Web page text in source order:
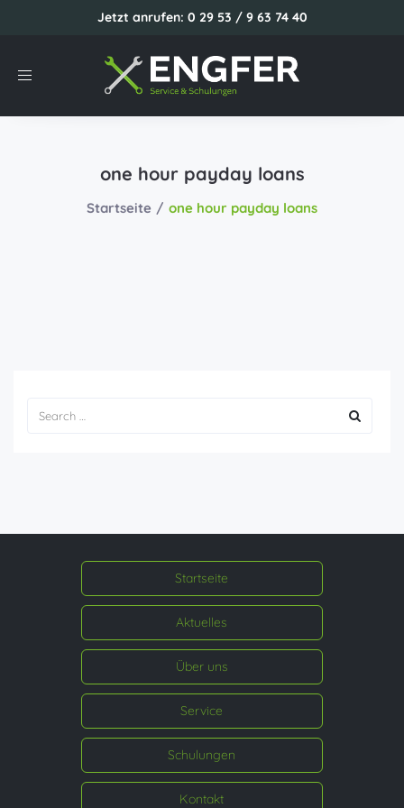
Jetzt anrufen: 0 29 53 / 9 63 74 40
Toggle
one hour payday loans
Startseite one hour payday loans
Startseite
Aktuelles
Über uns
Service
Schulungen
Kontakt